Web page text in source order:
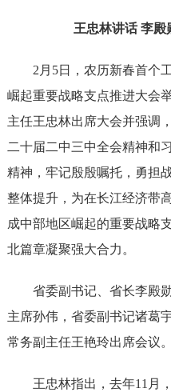
王忠林讲话 李殿
2月5日，农历新春首个
崛起重要战略支点推进大会
主任王忠林出席大会并强调
二十届二中三中全会精神和
精神，牢记殷殷嘱托，勇担
整体提升，为在长江经济带
成中部地区崛起的重要战略
北篇章凝聚强大合力。
省委副书记、省长李殿
主席孙伟，省委副书记诸葛
常务副主任王艳玲出席会议。
王忠林指出，去年11月